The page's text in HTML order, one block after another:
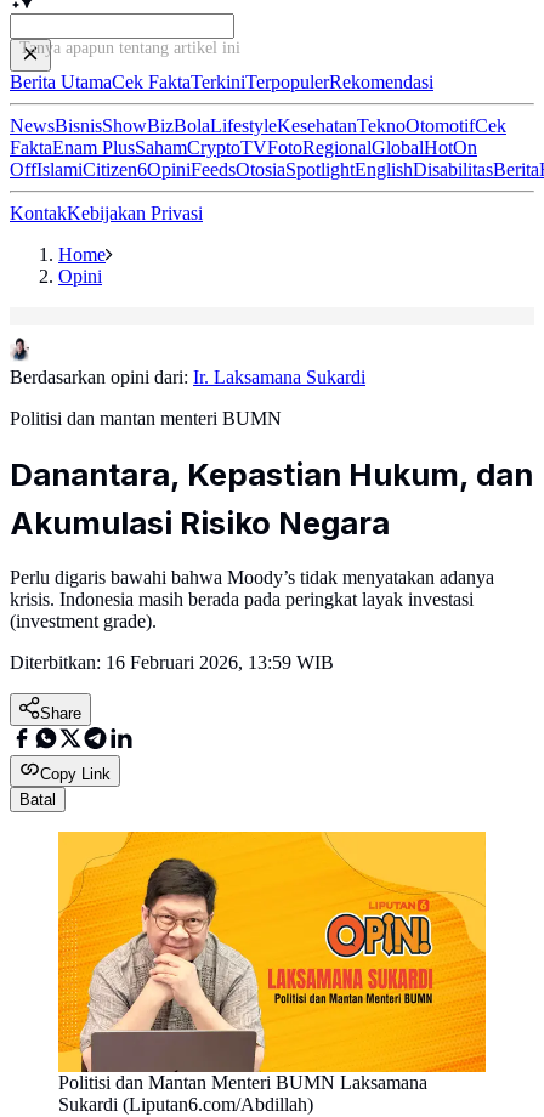
Tanya apapun tentang artikel ini...
Berita UtamaCek FaktaTerkiniTerpopulerRekomendasi
NewsBisnisShowBizBolaLifestyleKesehatanTeknoOtomotifCek
FaktaEnam PlusSahamCryptoTVFotoRegionalGlobalHotOn
OffIslamiCitizen6OpiniFeedsOtosiaSpotlightEnglishDisabilitasBerita
KontakKebijakan Privasi
Home
Opini
Berdasarkan opini dari: Ir. Laksamana Sukardi
Politisi dan mantan menteri BUMN
Danantara, Kepastian Hukum, dan
Akumulasi Risiko Negara
Perlu digaris bawahi bahwa Moody’s tidak menyatakan adanya
krisis. Indonesia masih berada pada peringkat layak investasi
(investment grade).
Diterbitkan: 16 Februari 2026, 13:59 WIB
Share
Copy Link
Batal
Politisi dan Mantan Menteri BUMN Laksamana
Sukardi (Liputan6.com/Abdillah)